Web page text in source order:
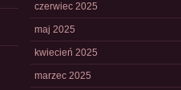
czerwiec 2025
maj 2025
kwiecień 2025
marzec 2025